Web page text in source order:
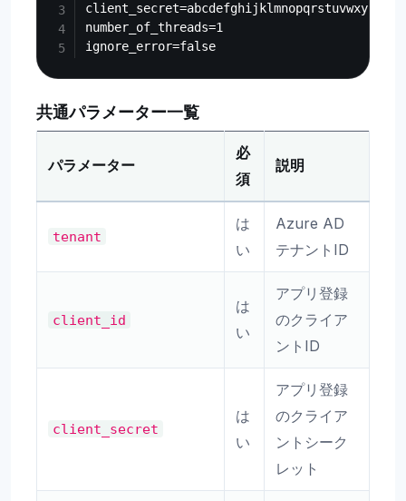
number_of_threads=1
共通パラメーター一覧
パラメーター
必
須
説明
tenant
は
い
Azure AD
テナントID
client_id
は
い
アプリ登録
のクライア
ントID
client_secret
は
い
アプリ登録
のクライア
ントシーク
レット